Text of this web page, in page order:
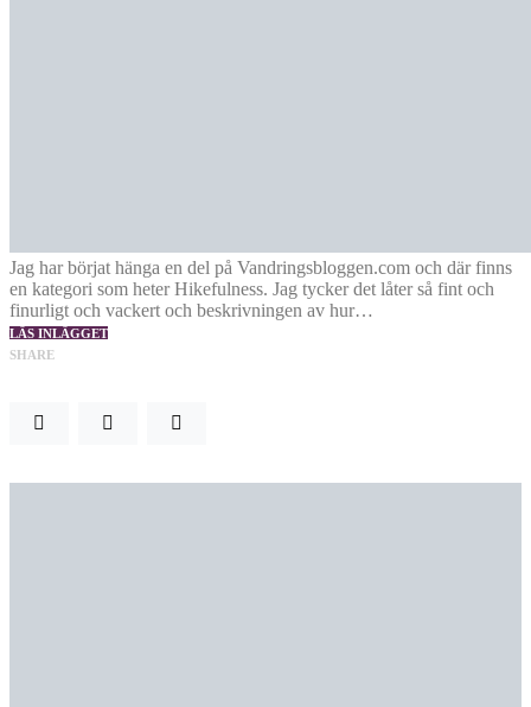
Jag har börjat hänga en del på Vandringsbloggen.com och där finns
en kategori som heter Hikefulness. Jag tycker det låter så fint och
finurligt och vackert och beskrivningen av hur…
LÄS INLÄGGET
SHARE